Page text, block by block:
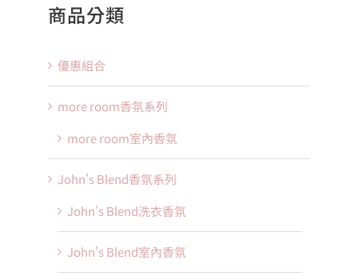
商品分類
優惠組合
more room香氛系列
more room室內香氛
John's Blend香氛系列
John's Blend洗衣香氛
John's Blend室內香氛